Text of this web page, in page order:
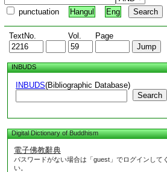
punctuation Hangul Eng
TextNo. Vol. Page
INBUDS
INBUDS(Bibliographic Database)
Search
Digital Dictionary of Buddhism
電子佛教辭典
パスワードがない場合は「guest」でログインして
い。